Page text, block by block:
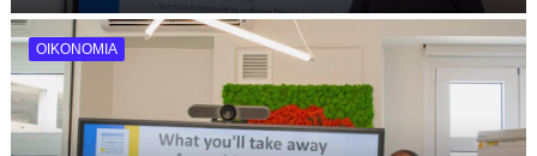
ΟΙΚΟΝΟΜΙΑ